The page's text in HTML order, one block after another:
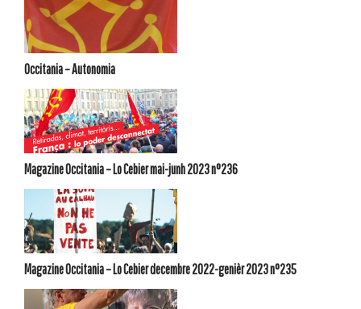
Occitania – Autonomia
Magazine Occitania – Lo Cebier mai-junh 2023 n°236
Magazine Occitania – Lo Cebier decembre 2022-genièr 2023 n°235